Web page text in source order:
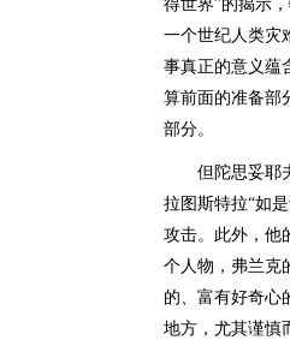
得世界”的揭示
一个世纪人类灾
事真正的意义蕴
算前面的准备部
部分。
但陀思妥耶夫
拉图斯特拉“如
攻击。此外，他
个人物，弗兰克
的、富有好奇心
地方，尤其谨慎